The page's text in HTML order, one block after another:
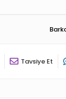
Tavsiye Et